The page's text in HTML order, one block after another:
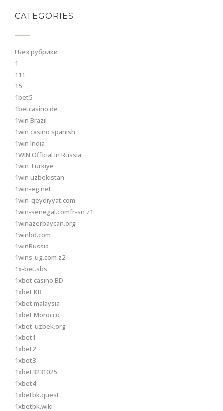
CATEGORIES
! Без рубрики
1
111
15
1bet5
1betcasino.de
1win Brazil
1win casino spanish
1win India
1WIN Official In Russia
1win Turkiye
1win uzbekistan
1win-eg.net
1win-qeydiyyat.com
1win-senegal.comfr-sn z1
1winazerbaycan.org
1winbd.com
1winRussia
1wins-ug.com z2
1x-bet.sbs
1xbet casino BD
1xbet KR
1xbet malaysia
1xbet Morocco
1xbet-uzbek.org
1xbet1
1xbet2
1xbet3
1xbet3231025
1xbet4
1xbetbk.quest
1xbetbk.wiki